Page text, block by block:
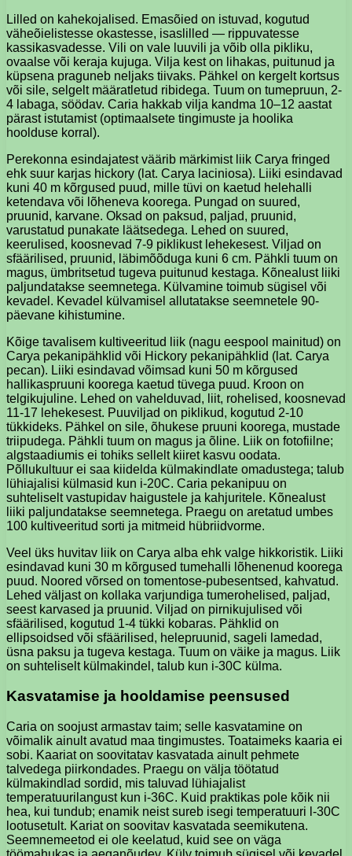
Lilled on kahekojalised. Emasõied on istuvad, kogutud
väheõielistesse okastesse, isaslilled — rippuvatesse
kassikasvadesse. Vili on vale luuvili ja võib olla pikliku,
ovaalse või keraja kujuga. Vilja kest on lihakas, puitunud ja
küpsena praguneb neljaks tiivaks. Pähkel on kergelt kortsus
või sile, selgelt määratletud ribidega. Tuum on tumepruun, 2-
4 labaga, söödav. Caria hakkab vilja kandma 10–12 aastat
pärast istutamist (optimaalsete tingimuste ja hoolika
hoolduse korral).
Perekonna esindajatest väärib märkimist liik Carya fringed
ehk suur karjas hickory (lat. Carya laciniosa). Liiki esindavad
kuni 40 m kõrgused puud, mille tüvi on kaetud helehalli
ketendava või lõheneva koorega. Pungad on suured,
pruunid, karvane. Oksad on paksud, paljad, pruunid,
varustatud punakate läätsedega. Lehed on suured,
keerulised, koosnevad 7-9 piklikust lehekesest. Viljad on
sfäärilised, pruunid, läbimõõduga kuni 6 cm. Pähkli tuum on
magus, ümbritsetud tugeva puitunud kestaga. Kõnealust liiki
paljundatakse seemnetega. Külvamine toimub sügisel või
kevadel. Kevadel külvamisel allutatakse seemnetele 90-
päevane kihistumine.
Kõige tavalisem kultiveeritud liik (nagu eespool mainitud) on
Carya pekanipähklid või Hickory pekanipähklid (lat. Carya
pecan). Liiki esindavad võimsad kuni 50 m kõrgused
hallikaspruuni koorega kaetud tüvega puud. Kroon on
telgikujuline. Lehed on vahelduvad, liit, rohelised, koosnevad
11-17 lehekesest. Puuviljad on piklikud, kogutud 2-10
tükkideks. Pähkel on sile, õhukese pruuni koorega, mustade
triipudega. Pähkli tuum on magus ja õline. Liik on fotofiilne;
algstaadiumis ei tohiks sellelt kiiret kasvu oodata.
Põllukultuur ei saa kiidelda külmakindlate omadustega; talub
lühiajalisi külmasid kun i-20C. Caria pekanipuu on
suhteliselt vastupidav haigustele ja kahjuritele. Kõnealust
liiki paljundatakse seemnetega. Praegu on aretatud umbes
100 kultiveeritud sorti ja mitmeid hübriidvorme.
Veel üks huvitav liik on Carya alba ehk valge hikkoristik. Liiki
esindavad kuni 30 m kõrgused tumehalli lõhenenud koorega
puud. Noored võrsed on tomentose-pubesentsed, kahvatud.
Lehed väljast on kollaka varjundiga tumerohelised, paljad,
seest karvased ja pruunid. Viljad on pirnikujulised või
sfäärilised, kogutud 1-4 tükki kobaras. Pähklid on
ellipsoidsed või sfäärilised, helepruunid, sageli lamedad,
üsna paksu ja tugeva kestaga. Tuum on väike ja magus. Liik
on suhteliselt külmakindel, talub kun i-30C külma.
Kasvatamise ja hooldamise peensused
Caria on soojust armastav taim; selle kasvatamine on
võimalik ainult avatud maa tingimustes. Toataimeks kaaria ei
sobi. Kaariat on soovitatav kasvatada ainult pehmete
talvedega piirkondades. Praegu on välja töötatud
külmakindlad sordid, mis taluvad lühiajalist
temperatuurilangust kun i-36C. Kuid praktikas pole kõik nii
hea, kui tundub; enamik neist sureb isegi temperatuuri l-30C
lootusetult. Kariat on soovitav kasvatada seemikutena.
Seemnemeetod ei ole keelatud, kuid see on väga